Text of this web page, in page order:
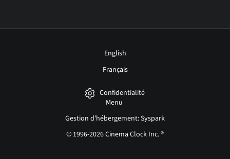
English
Français
Confidentialité
Menu
Gestion d'hébergement: Syspark
© 1996-2026 Cinema Clock Inc. ®